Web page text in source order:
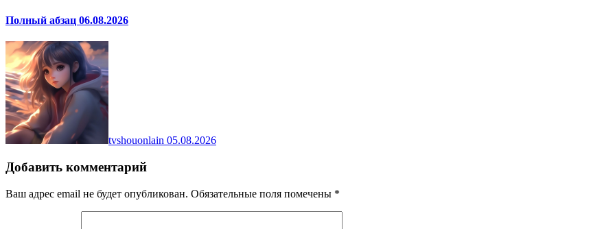
Полный абзац 06.08.2026
tvshouonlain 05.08.2026
Добавить комментарий
Ваш адрес email не будет опубликован. Обязательные поля помечены *